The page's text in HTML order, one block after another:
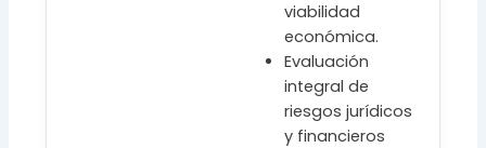
viabilidad
económica.
Evaluación
integral de
riesgos jurídicos
y financieros